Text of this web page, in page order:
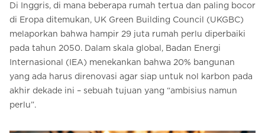
Di Inggris, di mana beberapa rumah tertua dan paling bocor
di Eropa ditemukan, UK Green Building Council (UKGBC)
melaporkan bahwa hampir 29 juta rumah perlu diperbaiki
pada tahun 2050. Dalam skala global, Badan Energi
Internasional (IEA) menekankan bahwa 20% bangunan
yang ada harus direnovasi agar siap untuk nol karbon pada
akhir dekade ini – sebuah tujuan yang “ambisius namun
perlu”.